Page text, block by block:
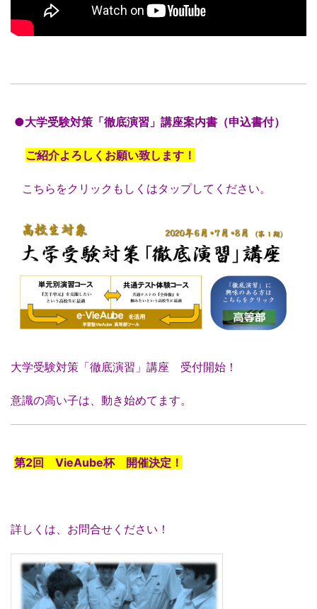
●大学受験対策「徹底演習」講座案内書（申込書付）
ご紹介よろしくお願い致します！
こちらをクリックもしくはタップしてください。
大学受験対策「徹底演習」講座 受付開始！
意識の高い子は、動き始めてます。
第2回 VieAube杯 開催決定！
詳しくは、お問合せください！